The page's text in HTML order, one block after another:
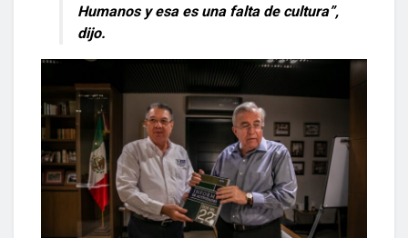
Humanos y esa es una falta de cultura”,
dijo.